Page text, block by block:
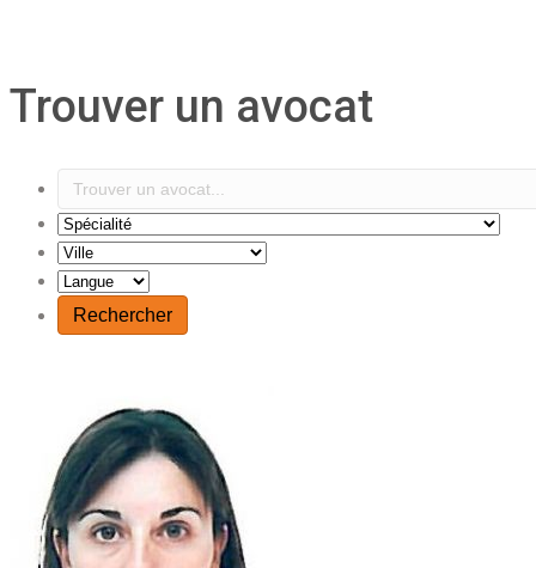
Trouver un avocat